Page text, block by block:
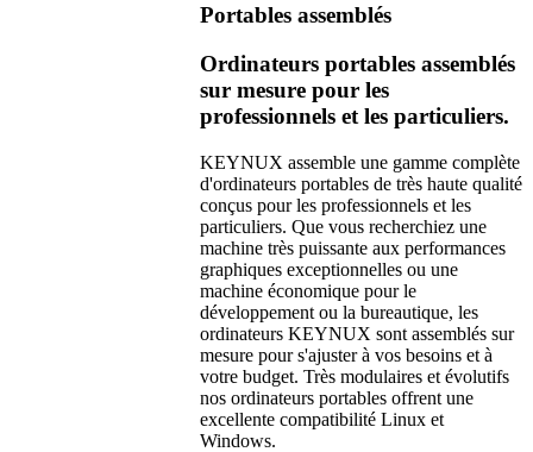
Portables assemblés
Ordinateurs portables assemblés
sur mesure pour les
professionnels et les particuliers.
KEYNUX assemble une gamme complète
d'ordinateurs portables de très haute qualité
conçus pour les professionnels et les
particuliers. Que vous recherchiez une
machine très puissante aux performances
graphiques exceptionnelles ou une
machine économique pour le
développement ou la bureautique, les
ordinateurs KEYNUX sont assemblés sur
mesure pour s'ajuster à vos besoins et à
votre budget. Très modulaires et évolutifs
nos ordinateurs portables offrent une
excellente compatibilité Linux et
Windows.